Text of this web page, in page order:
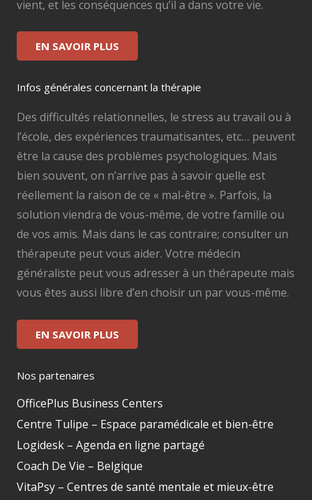
vient, et les conséquences qu’il a dans votre vie.
EN SAVOIR PLUS
Infos générales concernant la thérapie
Des difficultés relationnelles, le stress au travail ou à
l’école, des expériences traumatisantes, etc… peuvent
être la cause des problèmes psychologiques. Mais
bien souvent, on n’arrive pas à savoir quelle est
réellement la raison de ce « mal-être ». Parfois, la
solution viendra de vous-même, de votre famille ou
de vos amis. Mais dans le cas contraire; consulter un
thérapeute peut vous aider. Votre médecin
généraliste peut vous adresser à un thérapeute mais
vous êtes aussi libre d’en choisir un par vous-même.
EN SAVOIR PLUS
Nos partenaires
OfficePlus Business Centers
Centre Tulipe – Espace paramédicale et bien-être
Logidesk – Agenda en ligne partagé
Coach De Vie – Belgique
VitaPsy – Centres de santé mentale et mieux-être